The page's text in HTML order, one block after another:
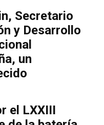
Secretario
y Desarrollo
un
el LXXIII